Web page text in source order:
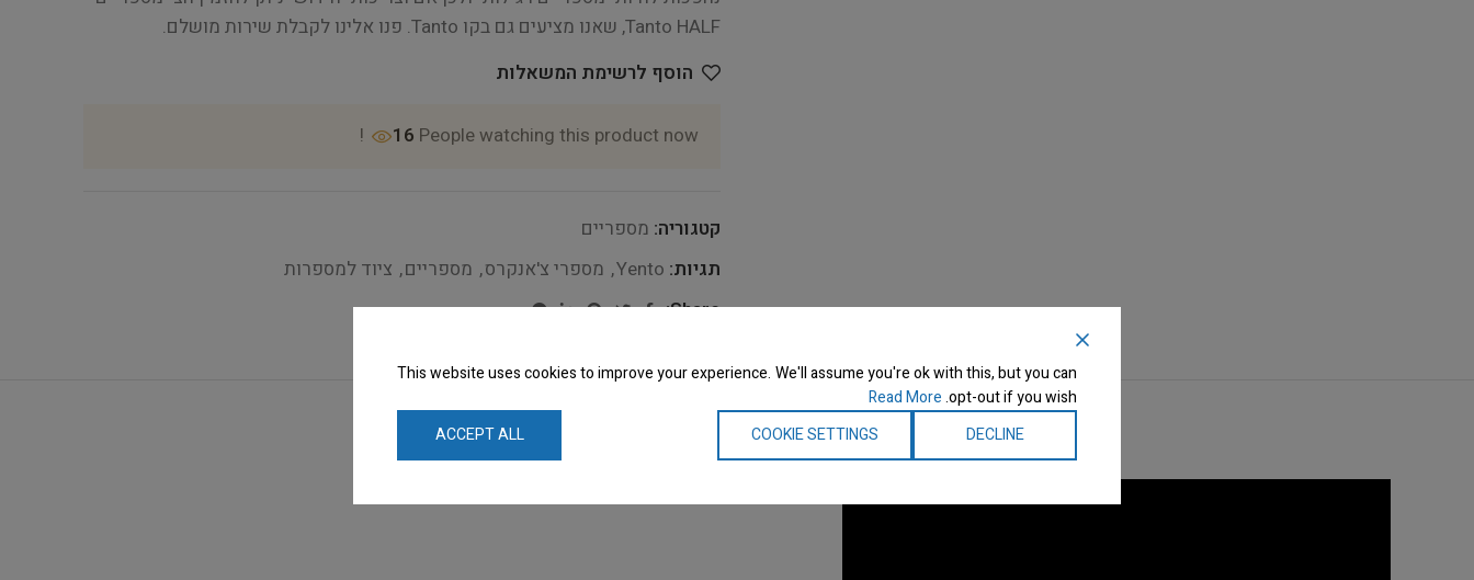
Tanto HALF, שאנו מציעים גם בקו Tanto. פנו אלינו לקבלת שירות מושלם.
הוסף לרשימת המשאלות
16 People watching this product now!
קטגוריה: מספריים
תגיות: Yento
, מספרי צ'אנקרס, מספריים, ציוד למספרות
Share:
תיאור
This website uses cookies to improve your experience. We'll assume you're ok with this, but you can
opt-out if you wish.
Read More
DECLINE
COOKIE SETTINGS
ACCEPT ALL